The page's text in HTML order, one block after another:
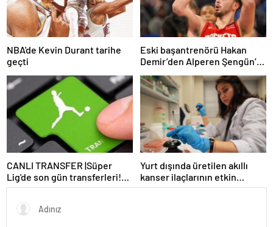
NBA'de Kevin Durant tarihe
geçti
Eski başantrenörü Hakan
Demir’den Alperen Şengün’e
CANLI TRANSFER |Süper
Lig'de son gün transferleri!
İşte son dakika imzaları…
Yurt dışında üretilen akıllı
kanser ilaçlarının etkin
maddesi yerli imkanlarla